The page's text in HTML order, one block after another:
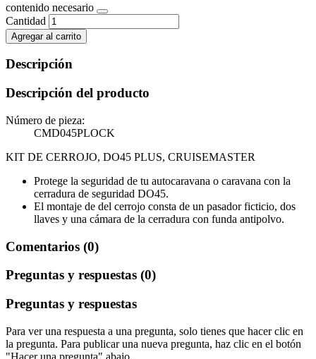
contenido necesario
Cantidad
Agregar al carrito
Descripción
Descripción del producto
Número de pieza:
CMD045PLOCK
KIT DE CERROJO, DO45 PLUS, CRUISEMASTER
Protege la seguridad de tu autocaravana o caravana con la
cerradura de seguridad DO45.
El montaje de del cerrojo consta de un pasador ficticio, dos
llaves y una cámara de la cerradura con funda antipolvo.
Comentarios (0)
Preguntas y respuestas (0)
Preguntas y respuestas
Para ver una respuesta a una pregunta, solo tienes que hacer clic en
la pregunta. Para publicar una nueva pregunta, haz clic en el botón
"Hacer una pregunta" abajo.